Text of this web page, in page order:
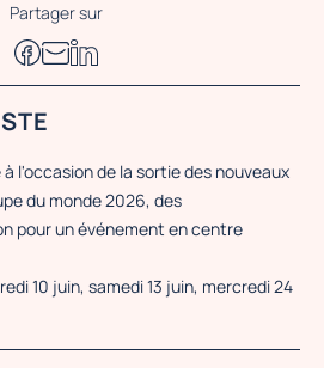
Partager sur
l'occasion de la sortie des nouveaux
du monde 2026, des
pour un événement en centre
10 juin, samedi 13 juin, mercredi 24